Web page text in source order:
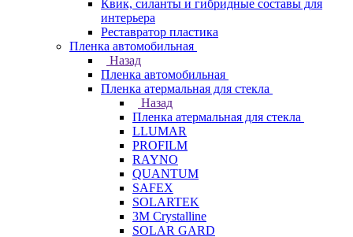
Квик, силанты и гибридные составы для
интерьера
Реставратор пластика
Пленка автомобильная
Назад
Пленка автомобильная
Пленка атермальная для стекла
Назад
Пленка атермальная для стекла
LLUMAR
PROFILM
RAYNO
QUANTUM
SAFEX
SOLARTEK
3M Crystalline
SOLAR GARD